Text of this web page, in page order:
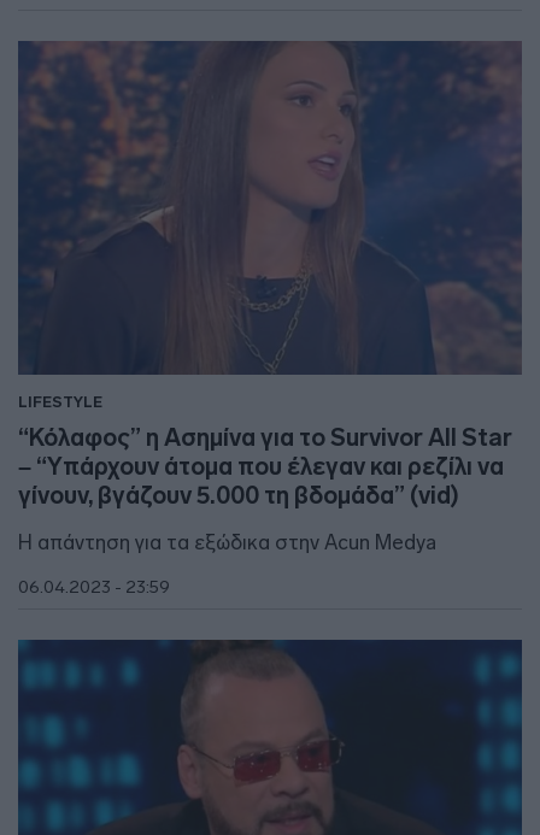
LIFESTYLE
“Κόλαφος” η Ασημίνα για το Survivor All Star
– “Υπάρχουν άτομα που έλεγαν και ρεζίλι να
γίνουν, βγάζουν 5.000 τη βδομάδα” (vid)
Η απάντηση για τα εξώδικα στην Acun Medya
06.04.2023 - 23:59